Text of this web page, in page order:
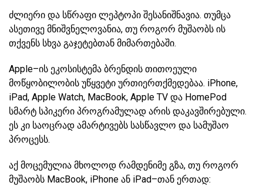
ძლიერი და სწრაფი ლეპტოპი შესანიშნავია. თუმცა
ასეთივე მნიშვნელოვანია, თუ როგორ მუშაობს ის
თქვენს სხვა გაჯეტებთან მიმართებაში.
Apple–ის ეკოსისტემა ბრენდის თითოეული
მოწყობილობის უწყვეტი ურთიერთქმედებაა. iPhone,
iPad, Apple Watch, MacBook, Apple TV და HomePod
სმარტ სპიკერი პროგრამულად არის დაკავშირებული.
ეს კი საოცრად ამარტივებს სასწავლო და სამუშაო
პროცესს.
აქ მოცემულია მხოლოდ რამდენიმე გზა, თუ როგორ
მუშაობს MacBook, iPhone ან iPad–თან ერთად: